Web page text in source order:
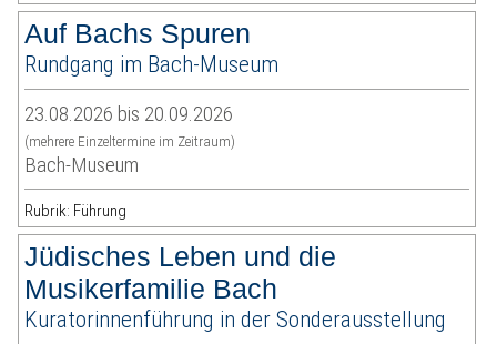
Auf Bachs Spuren
Rundgang im Bach-Museum
23.08.2026 bis 20.09.2026
(mehrere Einzeltermine im Zeitraum)
Bach-Museum
Rubrik: Führung
Jüdisches Leben und die
Musikerfamilie Bach
Kuratorinnenführung in der Sonderausstellung